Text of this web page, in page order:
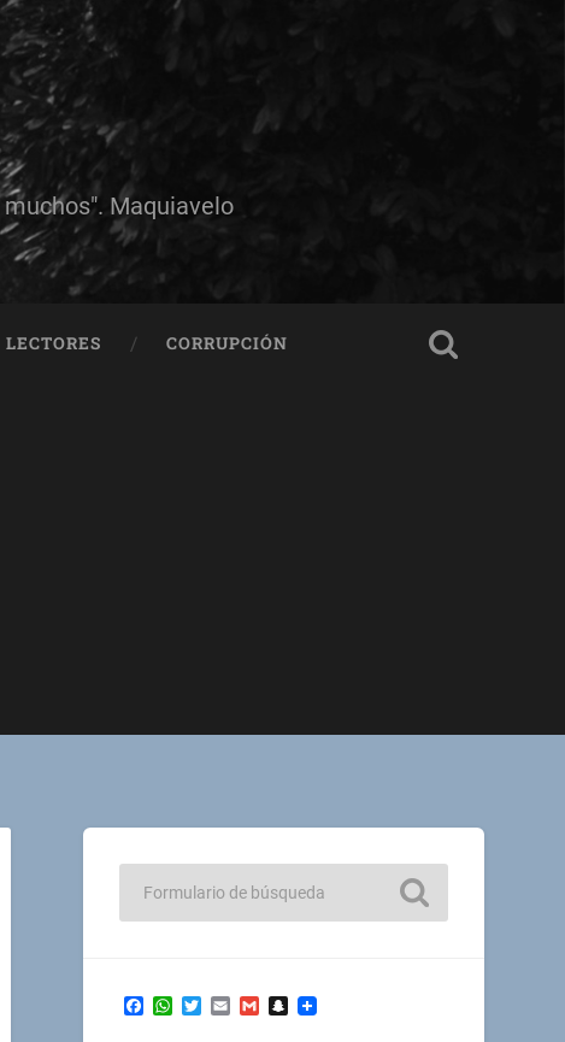
Maquiavelo
CORRUPCIÓN
Facebook
WhatsApp
TwitterEmailGmailSnapchat